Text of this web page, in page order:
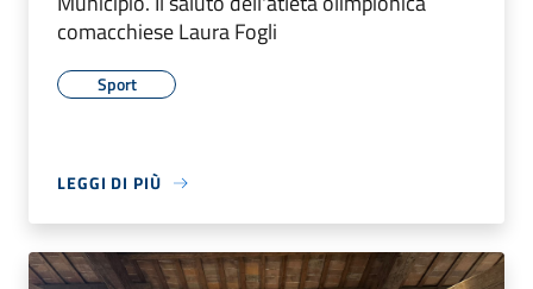
comacchiese Laura Fogli
Sport
LEGGI DI PIÙ